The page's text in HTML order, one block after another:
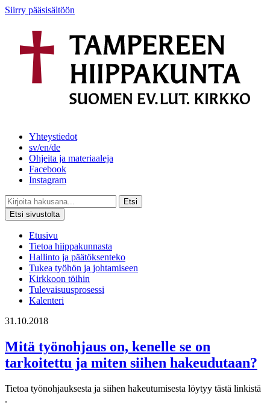
Siirry pääsisältöön
Yhteystiedot
sv/en/de
Ohjeita ja materiaaleja
Facebook
Instagram
Etsi
Etsi sivustolta
Etusivu
Tietoa hiippakunnasta
Hallinto ja päätöksenteko
Tukea työhön ja johtamiseen
Kirkkoon töihin
Tulevaisuusprosessi
Kalenteri
31.10.2018
Mitä työnohjaus on, kenelle se on
tarkoitettu ja miten siihen hakeudutaan?
Tietoa työnohjauksesta ja siihen hakeutumisesta löytyy tästä linkistä
.